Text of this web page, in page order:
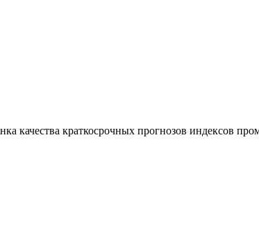
качества краткосрочных прогнозов индексов